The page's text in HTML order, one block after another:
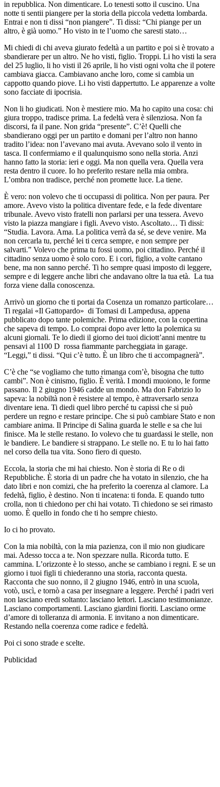
in repubblica. Non dimenticare. Lo tenesti sotto il cuscino. Una
notte ti sentii piangere per la storia della piccola vedetta lombarda.
Entrai e non ti dissi “non piangere”. Ti dissi: “Chi piange per un
altro, è già uomo.” Ho visto in te l’uomo che saresti stato…
Mi chiedi di chi aveva giurato fedeltà a un partito e poi si è trovato a
sbandierare per un altro. Ne ho visti, figlio. Troppi. Li ho visti la sera
del 25 luglio, li ho visti il 26 aprile, li ho visti ogni volta che il potere
cambiava giacca. Cambiavano anche loro, come si cambia un
cappotto quando piove. Li ho visti dappertutto. Le apparenze a volte
sono facciate di ipocrisia.
Non li ho giudicati. Non è mestiere mio. Ma ho capito una cosa: chi
giura troppo, tradisce prima. La fedeltà vera è silenziosa. Non fa
discorsi, fa il pane. Non grida “presente”. C’è! Quelli che
sbandierano oggi per un partito e domani per l’altro non hanno
tradito l’idea: non l’avevano mai avuta. Avevano solo il vento in
tasca. Il confermiamo e il qualunquismo sono nella storia. Anzi
hanno fatto la storia: ieri e oggi. Ma non quella vera. Quella vera
resta dentro il cuore. Io ho preferito restare nella mia ombra.
L’ombra non tradisce, perché non promette luce. La tiene.
È vero: non volevo che ti occupassi di politica. Non per paura. Per
amore. Avevo visto la politica diventare fede, e la fede diventare
tribunale. Avevo visto fratelli non parlarsi per una tessera. Avevo
visto la piazza mangiare i figli. Avevo visto. Ascoltato… Ti dissi:
“Studia. Lavora. Ama. La politica verrà da sé, se deve venire. Ma
non cercarla tu, perché lei ti cerca sempre, e non sempre per
salvarti.” Volevo che prima tu fossi uomo, poi cittadino. Perché il
cittadino senza uomo è solo coro. E i cori, figlio, a volte cantano
bene, ma non sanno perché. Ti ho sempre quasi imposto di leggere,
sempre e di leggere anche libri che andavano oltre la tua età. La tua
forza viene dalla conoscenza.
Arrivò un giorno che ti portai da Cosenza un romanzo particolare…
Ti regalai «Il Gattopardo» di Tomasi di Lampedusa, appena
pubblicato dopo tante polemiche. Prima edizione, con la copertina
che sapeva di tempo. Lo comprai dopo aver letto la polemica su
alcuni giornali. Te lo diedi il giorno dei tuoi diciott’anni mentre tu
pensavi al 1100 D rossa fiammante parcheggiata in garage.
“Leggi,” ti dissi. “Qui c’è tutto. È un libro che ti accompagnerà”.
C’è che “se vogliamo che tutto rimanga com’è, bisogna che tutto
cambi”. Non è cinismo, figlio. È verità. I mondi muoiono, le forme
passano. Il 2 giugno 1946 cadde un mondo. Ma don Fabrizio lo
sapeva: la nobiltà non è resistere al tempo, è attraversarlo senza
diventare iena. Ti diedi quel libro perché tu capissi che si può
perdere un regno e restare principe. Che si può cambiare Stato e non
cambiare anima. Il Principe di Salina guarda le stelle e sa che lui
finisce. Ma le stelle restano. Io volevo che tu guardassi le stelle, non
le bandiere. Le bandiere si strappano. Le stelle no. E tu lo hai fatto
nel corso della tua vita. Sono fiero di questo.
Eccola, la storia che mi hai chiesto. Non è storia di Re o di
Repubbliche. È storia di un padre che ha votato in silenzio, che ha
dato libri e non comizi, che ha preferito la coerenza al clamore. La
fedeltà, figlio, è destino. Non ti incatena: ti fonda. E quando tutto
crolla, non ti chiedono per chi hai votato. Ti chiedono se sei rimasto
uomo. È quello in fondo che ti ho sempre chiesto.
Io ci ho provato.
Con la mia nobiltà, con la mia pazienza, con il mio non giudicare
mai. Adesso tocca a te. Non spezzare nulla. Ricorda tutto. E
cammina. L’orizzonte è lo stesso, anche se cambiano i regni. E se un
giorno i tuoi figli ti chiederanno una storia, racconta questa.
Racconta che suo nonno, il 2 giugno 1946, entrò in una scuola,
votò, uscì, e tornò a casa per insegnare a leggere. Perché i padri veri
non lasciano eredi soltanto: lasciano lettori. Lasciano testimonianze.
Lasciano comportamenti. Lasciano giardini fioriti. Lasciano orme
d’amore di tolleranza di armonia. E invitano a non dimenticare.
Restando nella coerenza come radice e fedeltà.
Poi ci sono strade e scelte.
Publicidad